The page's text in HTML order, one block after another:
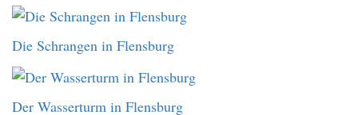
Die Schrangen in Flensburg
Der Wasserturm in Flensburg